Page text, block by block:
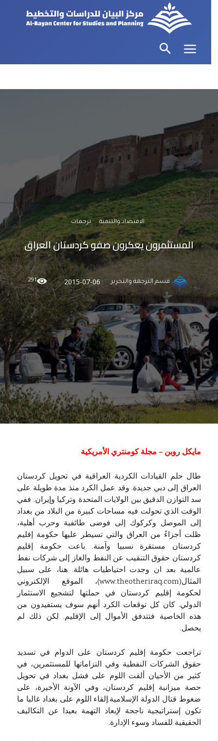
الاقتصاد والتنمية ترجمات
المستثمرون يعكرون صفو كردستان العراق
قسم الترجمة والتحرير 2015-07-06
291
مايكل روبن – مجلة كومنتري الأمريكية
طال حلم القيادات الكردية العراقية في تحويل كردستان
العراق إلى دبي جديدة. وقد عمل الكرد منذ مدة طويلة على
سد التوازن الدقيق بين الولايات المتحدة وتركيا وإيران. ففي
الوقت الذي تحولت فيه مساحات كبيرة من البلاد من بغداد
إلى الموصل وكركوك إلى فوضى طائفية وحرب أهلية،
ظلت أجزاءً من العراق والتي تسيطر عليها حكومة إقليم
كردستان مستقرة نسبيا وآمنة. باعت حكومة إقليم
كردستان حقوق التنقيب عن النفط والغاز إلى شركات نفط
عالمية بعد ان وجدت احتياطيات هائلة. هنا، على سبيل
المثال(www.theotheriraq.com)، الموقع الإلكتروني
لحكومة إقليم كردستان في حملتها لتشجيع الاستثمار
الدولي. كان كل توقعات الكرد أنهم سوف يستفيدون من
هذه الخاصية فتتدفق الأموال إلى الإقليم. لكن ذلك لم
يحصل.
تراجعت حكومة إقليم كردستان على الدوام في تسديد
حقوق الشركات النفطية وفي التزاماتها للمستثمرين، في
كثير من الأحيان ألقت اللوم على فشل بغداد في تحويل
حصة ميزانية إقليم كردستان، وفي الآونة الأخيرة، على
ضغوط قتال الدولة الإسلامية.إلقاء اللوم على بغداد غالبا ما
تكون إستراتيجية ناجحة لإبعاد التهمة بعيدا عن التكاليف
الحقيقية للفساد وسوء الإدارة.